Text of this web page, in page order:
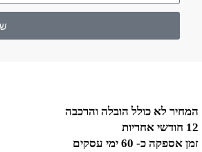
המחיר לא כולל הובלה והרכבה
12 חודשי אחריות
זמן אספקה כ- 60 ימי עסקים